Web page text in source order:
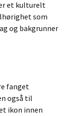
et kulturelt
som
og bakgrunner
fanget
også til
ikon innen